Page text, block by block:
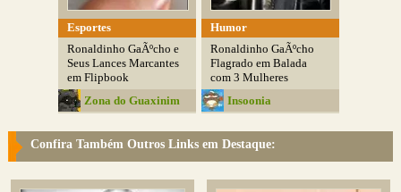
Esportes
Ronaldinho GaÃºcho e
Seus Lances Marcantes
em Flipbook
Zona do Guaxinim
Humor
Ronaldinho GaÃºcho
Flagrado em Balada
com 3 Mulheres
Insoonia
Confira Também Outros Links em Destaque: